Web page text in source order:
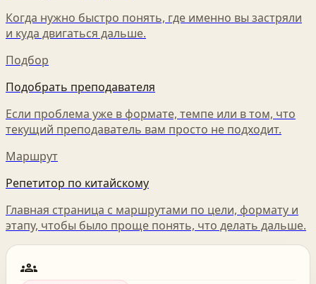
Когда нужно быстро понять, где именно вы застряли
и куда двигаться дальше.
Подбор
Подобрать преподавателя
Если проблема уже в формате, темпе или в том, что
текущий преподаватель вам просто не подходит.
Маршрут
Репетитор по китайскому
Главная страница с маршрутами по цели, формату и
этапу, чтобы было проще понять, что делать дальше.
groups